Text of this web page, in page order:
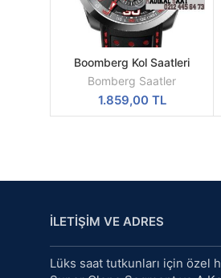
DEVAMINI
OKU
Boomberg Kol Saatleri
Swiss Quartz
Bomberg Saatler
1.859,00 TL
İLETİŞİM VE ADRES
Lüks saat tutkunları için özel